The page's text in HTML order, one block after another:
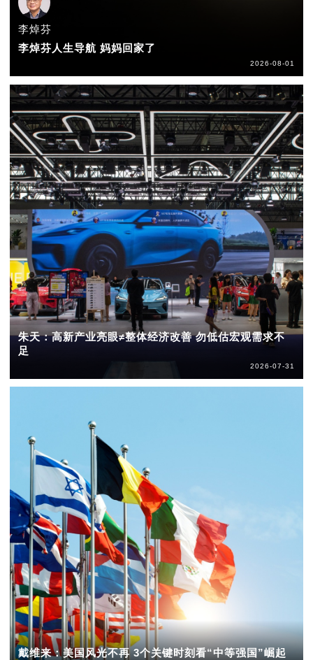
李焯芬
李焯芬人生导航 妈妈回家了
2026-08-01
朱天：高新产业亮眼≠整体经济改善 勿低估宏观需求不
足
2026-07-31
戴维来：美国风光不再 3个关键时刻看“中等强国”崛起